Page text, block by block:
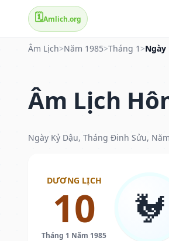
🗓️Amlich.org
Âm Lịch>Năm 1985>Tháng 1 >Ngày
Âm Lịch
Ngày Kỷ Dậu, Tháng Đinh Sửu,
DƯƠNG LỊCH
10
Tháng 1 Năm 1985
🐓